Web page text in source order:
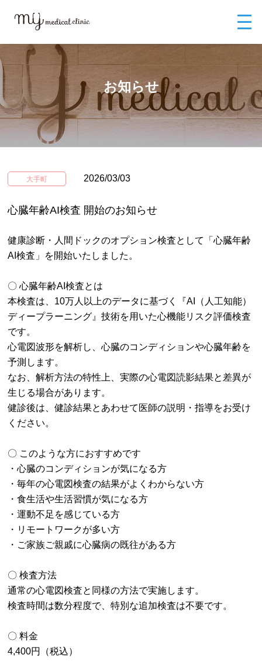
お知らせ
大手町 2026/03/03
心臓年齢AI検査 開始のお知らせ
健康診断・人間ドックのオプション検査として「心臓年齢
AI検査」を開始いたしました。
〇 心臓年齢AI検査とは
本検査は、10万人以上のデータに基づく『AI（人工知能）
ディープラーニング』技術を用いた心機能リスク評価検査
です。
心電図波形を解析し、心臓のコンディションや心臓年齢を
予測します。
なお、解析方法の特性上、実際の心電図読影結果と差異が
生じる場合があります。
健診後は、健診結果とあわせて医師の説明・指導をお受け
ください。
〇 このような方におすすめです
・心臓のコンディションが気になる方
・毎年の心電図検査の結果がよくわからない方
・食生活や生活習慣が気になる方
・運動不足を感じている方
・リモートワークが多い方
・ご家族ご親戚に心臓病の既往がある方
〇 検査方法
通常の心電図検査と同様の方法で実施します。
検査時間は数分程度で、特別な追加検査は不要です。
〇 料金
4,400円（税込）